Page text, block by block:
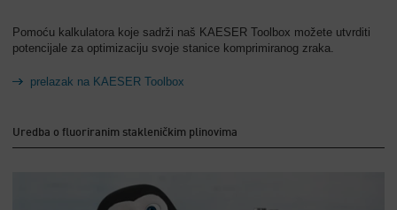
Pomoću kalkulatora koje sadrži naš KAESER Toolbox možete utvrditi
potencijale za optimizaciju svoje stanice komprimiranog zraka.
prelazak na KAESER Toolbox
Uredba o fluoriranim stakleničkim plinovima